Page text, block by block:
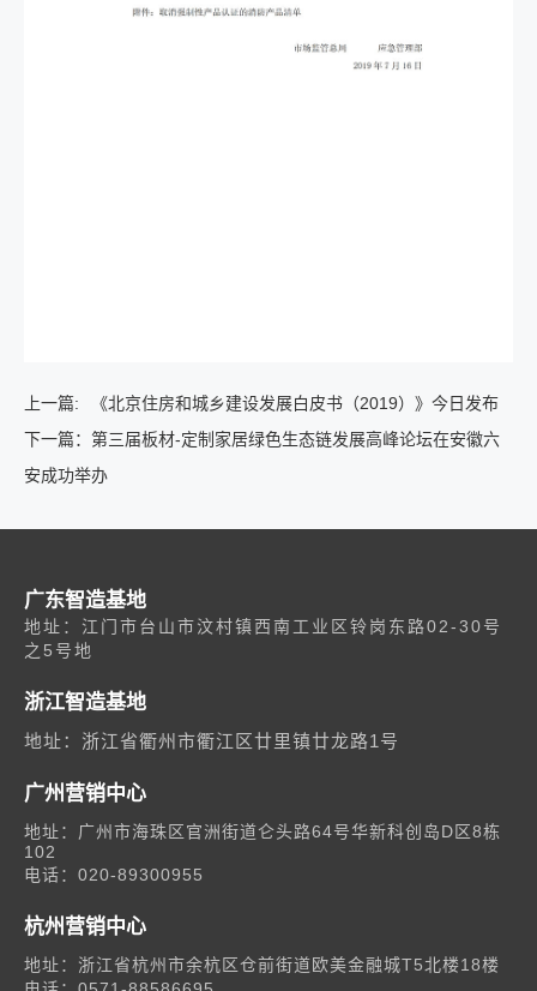
上一篇:
《北京住房和城乡建设发展白皮书（2019）》今日发布
下一篇： 第三届板材-定制家居绿色生态链发展高峰论坛在安徽六
安成功举办
广东智造基地
地址：江门市台山市汶村镇西南工业区铃岗东路02-30号
之5号地
浙江智造基地
地址：浙江省衢州市衢江区廿里镇廿龙路1号
广州营销中心
地址：广州市海珠区官洲街道仑头路64号华新科创岛D区8栋
102
电话：020-89300955
杭州营销中心
地址：浙江省杭州市余杭区仓前街道欧美金融城T5北楼18楼